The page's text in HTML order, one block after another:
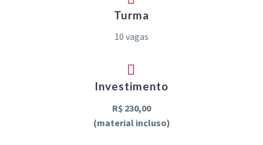
Turma
10 vagas


Investimento
R$ 230,00
(material incluso)